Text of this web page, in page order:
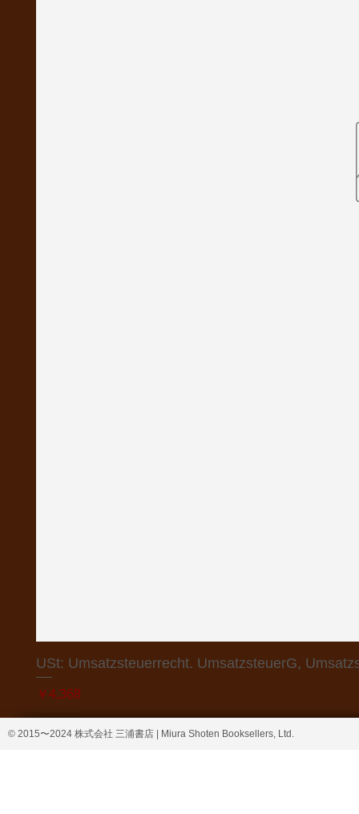
USt: Umsatzsteuerrecht. UmsatzsteuerG,
価格
￥4,368
© 2015〜2024 株式会社 三浦書店 | Miura Shoten Booksellers, Ltd.